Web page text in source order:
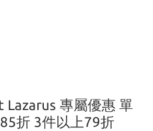
專屬優惠 單
折 3件以上79折